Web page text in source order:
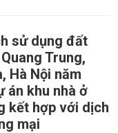
sử dụng đất
Trung,
Hà Nội năm
án khu nhà ở
kết hợp với dịch
mại